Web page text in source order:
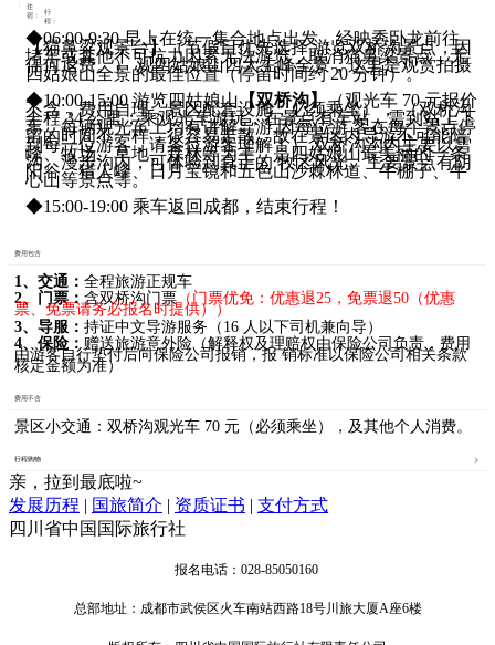
住
宿：
行
程：
◆06:00-9:30 早上在统一集合地点出发，经映秀卧龙前往
【猫鼻梁观景台】（节假日优先选择 游览双桥沟景点，因
堵车或其他不可抗力因素无法游览，取消猫鼻梁景点，无
任何退费。） 观四姑娘山四大主峰全景，这里是观赏拍摄
四姑娘山全景的最佳位置（停留时间约 20 分钟）。
◆10:00-15:00 游览四姑娘山【双桥沟】（观光车 70 元报价
不含，费用自理，景区配套设施，必须乘坐）， （双桥沟
全程 34 公里；乘观光车游玩，在景点有车站，需到站上下
车，每辆观光车上均有讲解导游,因每位游 客在每个景点停
留的时间不一样，很容易走散，故在景区内导游不可能陪
到每一位游客，请各位游客理解！） 双桥沟沟内主要以雪
峰、牧场、草地、森林等为主，是四姑娘山最美丽的一条
沟。漫步沟内，可体验到真正的 牧区风光。主要景点有阴
阳谷、猎人峰、日月宝镜和五色山沙棘林道、牛棚子、牛
心山等景点等。
◆15:00-19:00 乘车返回成都，结束行程！
费用包含
1、交通：全程旅游正规车
2、门票：含双桥沟门票（门票优免：优惠退25，免票退50（优惠
票、免票请务必报名时提供））
3、导服：持证中文导游服务（16 人以下司机兼向导）
4、保险：赠送旅游意外险（解释权及理赔权由保险公司负责，费用
由游客自行垫付后向保险公司报销，报 销标准以保险公司相关条款
核定金额为准）
费用不含
景区小交通：双桥沟观光车 70 元（必须乘坐），及其他个人消费。
行程购物
亲，拉到最底啦~
发展历程 | 国旅简介 | 资质证书 | 支付方式
四川省中国国际旅行社
报名电话：028-85050160
总部地址：成都市武侯区火车南站西路18号川旅大厦A座6楼